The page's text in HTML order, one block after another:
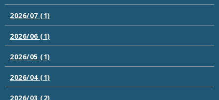
2026/07 (1)
2026/06 (1)
2026/05 (1)
2026/04 (1)
2026/03 (2)